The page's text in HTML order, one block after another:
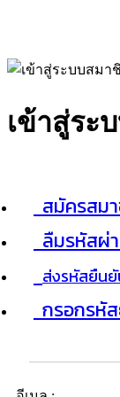
เข้าสู่ระ
สมัครสม
ลืมรหัสผ่
ส่งรหัสยืนยั
กรอกรหั